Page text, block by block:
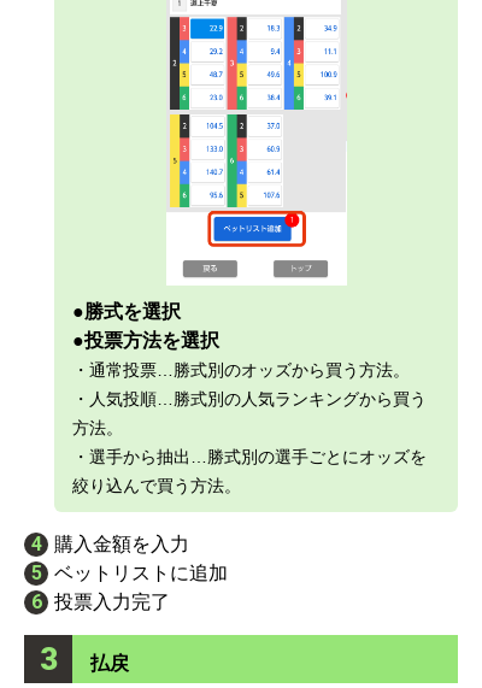
●勝式を選択
●投票方法を選択
・通常投票…勝式別のオッズから買う方法。
・人気投順…勝式別の人気ランキングから買う
方法。
・選手から抽出…勝式別の選手ごとにオッズを
絞り込んで買う方法。
4 購入金額を入力
5 ベットリストに追加
6 投票入力完了
3 払戻